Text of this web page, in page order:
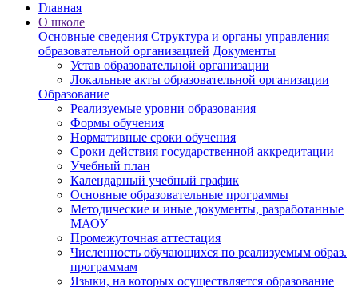
Главная
О школе
Основные сведения Структура и органы управления
образовательной организацией Документы
Устав образовательной организации
Локальные акты образовательной организации
Образование
Реализуемые уровни образования
Формы обучения
Нормативные сроки обучения
Сроки действия государственной аккредитации
Учебный план
Календарный учебный график
Основные образовательные программы
Методические и иные документы, разработанные
МАОУ
Промежуточная аттестация
Численность обучающихся по реализуемым образ.
программам
Языки, на которых осуществляется образование